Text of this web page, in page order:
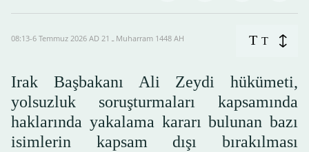
08:13-6 Temmuz 2026 AD ـ 21 Muharram 1448 AH T T
Irak Başbakanı Ali Zeydi hükümeti,
yolsuzluk soruşturmaları kapsamında
haklarında yakalama kararı bulunan bazı
isimlerin kapsam dışı bırakılması